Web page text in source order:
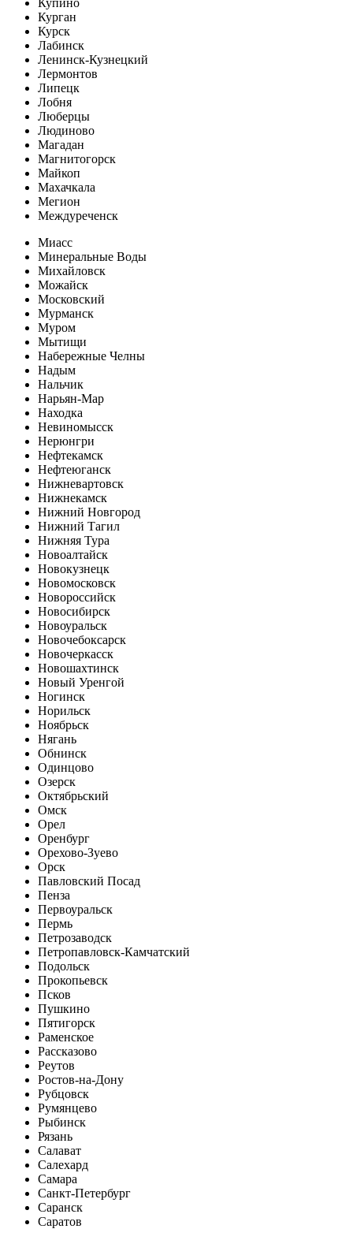
Курган
Курск
Лабинск
Ленинск-Кузнецкий
Лермонтов
Липецк
Лобня
Люберцы
Людиново
Магадан
Магнитогорск
Майкоп
Махачкала
Мегион
Междуреченск
Миасс
Минеральные Воды
Михайловск
Можайск
Московский
Мурманск
Муром
Мытищи
Набережные Челны
Надым
Нальчик
Нарьян-Мар
Находка
Невиномысск
Нерюнгри
Нефтекамск
Нефтеюганск
Нижневартовск
Нижнекамск
Нижний Новгород
Нижний Тагил
Нижняя Тура
Новоалтайск
Новокузнецк
Новомосковск
Новороссийск
Новосибирск
Новоуральск
Новочебоксарск
Новочеркасск
Новошахтинск
Новый Уренгой
Ногинск
Норильск
Ноябрьск
Нягань
Обнинск
Одинцово
Озерск
Октябрьский
Омск
Орел
Оренбург
Орехово-Зуево
Орск
Павловский Посад
Пенза
Первоуральск
Пермь
Петрозаводск
Петропавловск-Камчатский
Подольск
Прокопьевск
Псков
Пушкино
Пятигорск
Раменское
Рассказово
Реутов
Ростов-на-Дону
Рубцовск
Румянцево
Рыбинск
Рязань
Салават
Салехард
Самара
Санкт-Петербург
Саранск
Саратов